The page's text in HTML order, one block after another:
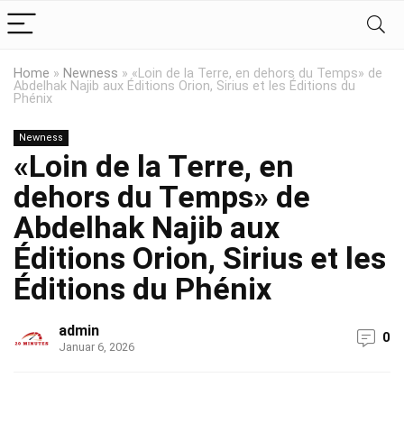
Home » Newness » «Loin de la Terre, en dehors du Temps» de
Abdelhak Najib aux Éditions Orion, Sirius et les Éditions du
Phénix
Newness
«Loin de la Terre, en
dehors du Temps» de
Abdelhak Najib aux
Éditions Orion, Sirius et les
Éditions du Phénix
admin
Januar 6, 2026
0